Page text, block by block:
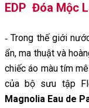
EDP Đóa Mộc
-Trong thế giới
ẩn, ma thuật và
chiếc áo màu tím
của bộ sưu tập
Magnolia Eau de